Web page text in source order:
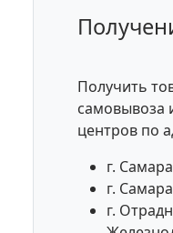
Получить
самовывоза
центров по
г.
г.
г.